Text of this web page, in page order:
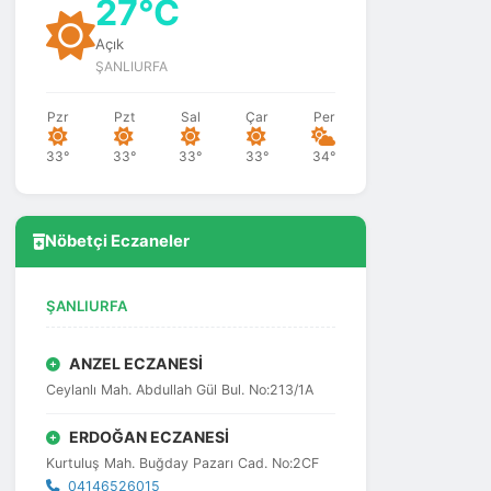
27°C
Açık
ŞANLIURFA
Pzr
33°
Pzt
33°
Sal
33°
Çar
33°
Per
34°
Nöbetçi Eczaneler
ŞANLIURFA
ANZEL ECZANESİ
Ceylanlı Mah. Abdullah Gül Bul. No:213/1A
ERDOĞAN ECZANESİ
Kurtuluş Mah. Buğday Pazarı Cad. No:2CF
04146526015